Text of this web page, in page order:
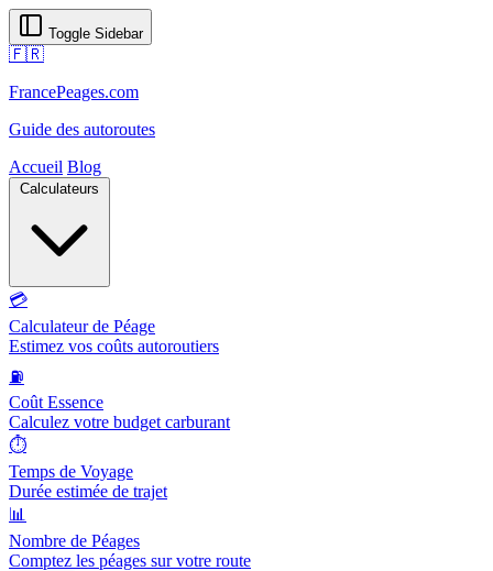
Toggle Sidebar
🇫🇷
FrancePeages.com
Guide des autoroutes
Accueil Blog
Calculateurs
💳
Calculateur de Péage
Estimez vos coûts autoroutiers
⛽
Coût Essence
Calculez votre budget carburant
⏱️
Temps de Voyage
Durée estimée de trajet
📊
Nombre de Péages
Comptez les péages sur votre route